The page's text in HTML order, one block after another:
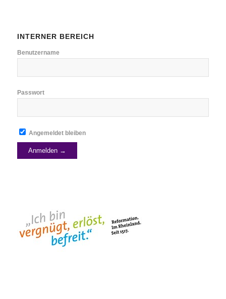
INTERNER BEREICH
Benutzername
Passwort
Angemeldet bleiben